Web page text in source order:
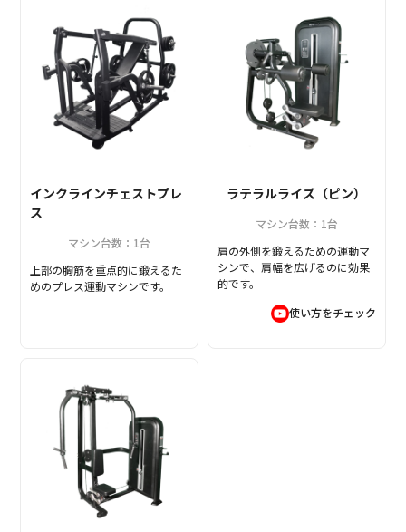
インクラインチェストプレ
ス
マシン台数：1台
上部の胸筋を重点的に鍛えるた
めのプレス運動マシンです。
ラテラルライズ（ピン）
マシン台数：1台
肩の外側を鍛えるための運動マ
シンで、肩幅を広げるのに効果
的です。
使い方をチェック